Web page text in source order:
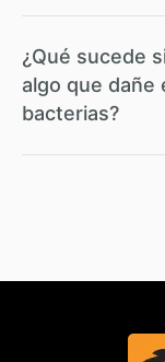
¿Qué sucede
algo que dañe
bacterias?